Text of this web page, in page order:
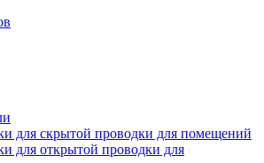
для скрытой проводки для помещений
для открытой проводки для